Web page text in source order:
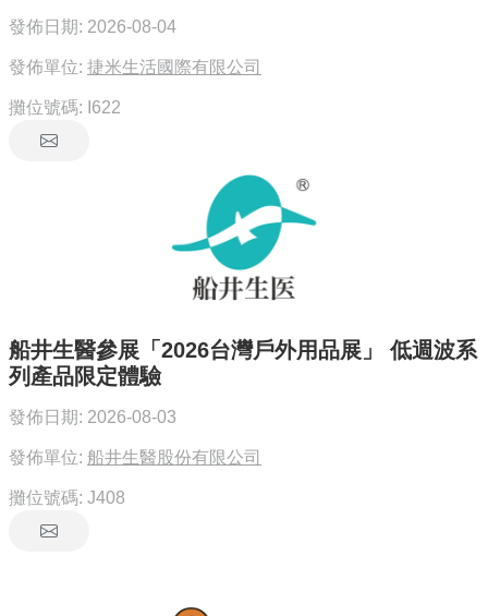
發佈日期: 2026-08-04
發佈單位: 捷米生活國際有限公司
攤位號碼: I622
船井生醫參展「2026台灣戶外用品展」 低週波系
列產品限定體驗
發佈日期: 2026-08-03
發佈單位: 船井生醫股份有限公司
攤位號碼: J408